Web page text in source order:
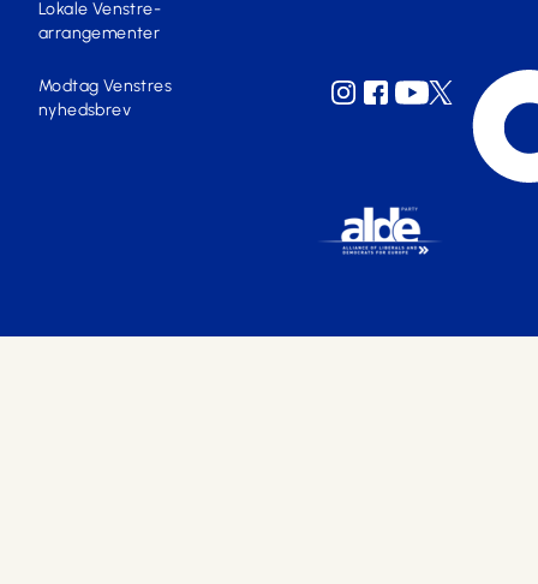
Lokale Venstre-
arrangementer
Modtag Venstres
nyhedsbrev